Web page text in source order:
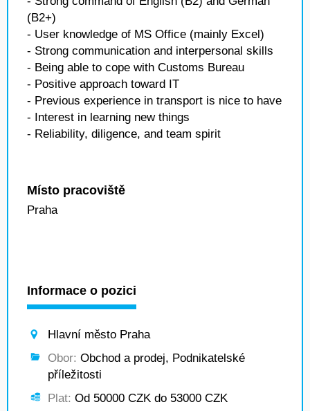
(B2+)
- User knowledge of MS Office (mainly Excel)
- Strong communication and interpersonal skills
- Being able to cope with Customs Bureau
- Positive approach toward IT
- Previous experience in transport is nice to have
- Interest in learning new things
- Reliability, diligence, and team spirit
Místo pracoviště
Praha
Informace o pozici
Hlavní město Praha
Obor: Obchod a prodej, Podnikatelské
příležitosti
Plat: Od 50000 CZK do 53000 CZK